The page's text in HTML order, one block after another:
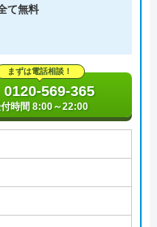
て無料
まずは電話相談！
0120-569-365
時間 8:00～22:00